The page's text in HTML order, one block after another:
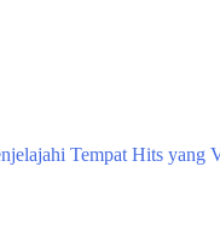
Tempat Hits yang